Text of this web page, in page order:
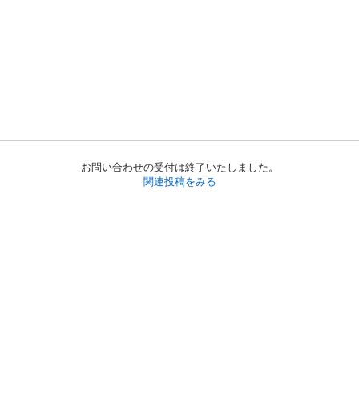
お問い合わせの受付は終了いたしました。
関連投稿をみる